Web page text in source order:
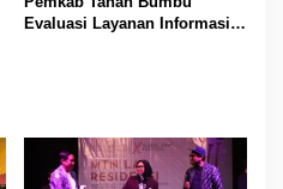
Evaluasi Layanan Informasi